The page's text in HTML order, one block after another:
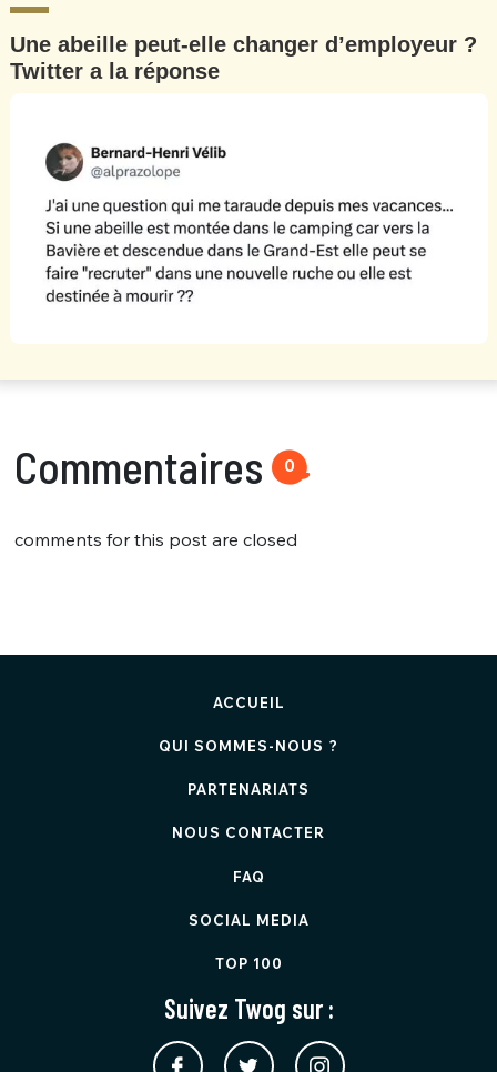
Une abeille peut-elle changer d’employeur ?
Twitter a la réponse
Commentaires 0
comments for this post are closed
ACCUEIL
QUI SOMMES-NOUS ?
PARTENARIATS
NOUS CONTACTER
FAQ
SOCIAL MEDIA
TOP 100
Suivez Twog sur :